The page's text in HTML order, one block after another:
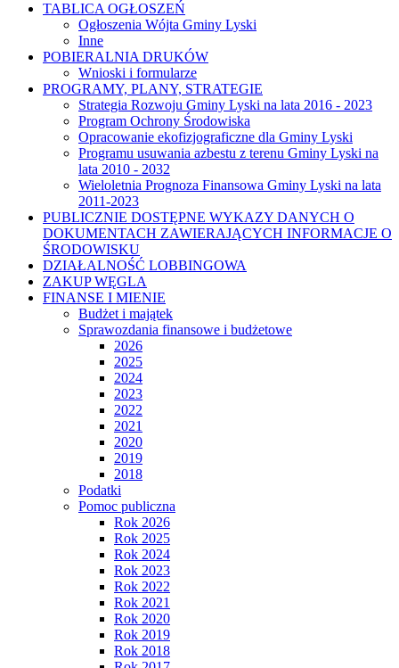
TABLICA OGŁOSZEŃ
Ogłoszenia Wójta Gminy Lyski
Inne
POBIERALNIA DRUKÓW
Wnioski i formularze
PROGRAMY, PLANY, STRATEGIE
Strategia Rozwoju Gminy Lyski na lata 2016 - 2023
Program Ochrony Środowiska
Opracowanie ekofizjograficzne dla Gminy Lyski
Programu usuwania azbestu z terenu Gminy Lyski na
lata 2010 - 2032
Wieloletnia Prognoza Finansowa Gminy Lyski na lata
2011-2023
PUBLICZNIE DOSTĘPNE WYKAZY DANYCH O
DOKUMENTACH ZAWIERAJĄCYCH INFORMACJE O
ŚRODOWISKU
DZIAŁALNOŚĆ LOBBINGOWA
ZAKUP WĘGLA
FINANSE I MIENIE
Budżet i majątek
Sprawozdania finansowe i budżetowe
2026
2025
2024
2023
2022
2021
2020
2019
2018
Podatki
Pomoc publiczna
Rok 2026
Rok 2025
Rok 2024
Rok 2023
Rok 2022
Rok 2021
Rok 2020
Rok 2019
Rok 2018